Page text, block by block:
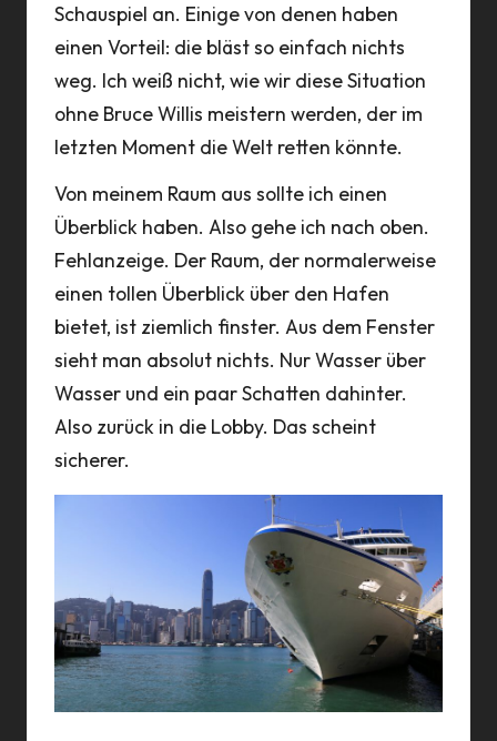
Schauspiel an. Einige von denen haben
einen Vorteil: die bläst so einfach nichts
weg. Ich weiß nicht, wie wir diese Situation
ohne Bruce Willis meistern werden, der im
letzten Moment die Welt retten könnte.
Von meinem Raum aus sollte ich einen
Überblick haben. Also gehe ich nach oben.
Fehlanzeige. Der Raum, der normalerweise
einen tollen Überblick über den Hafen
bietet, ist ziemlich finster. Aus dem Fenster
sieht man absolut nichts. Nur Wasser über
Wasser und ein paar Schatten dahinter.
Also zurück in die Lobby. Das scheint
sicherer.